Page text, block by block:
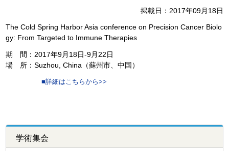
掲載日：2017年09月18日
The Cold Spring Harbor Asia conference on Precision Cancer Biolo
gy: From Targeted to Immune Therapies
期 間：2017年9月18日-9月22日
場 所：Suzhou, China（蘇州市、中国）
■詳細はこちらから>>
学術集会